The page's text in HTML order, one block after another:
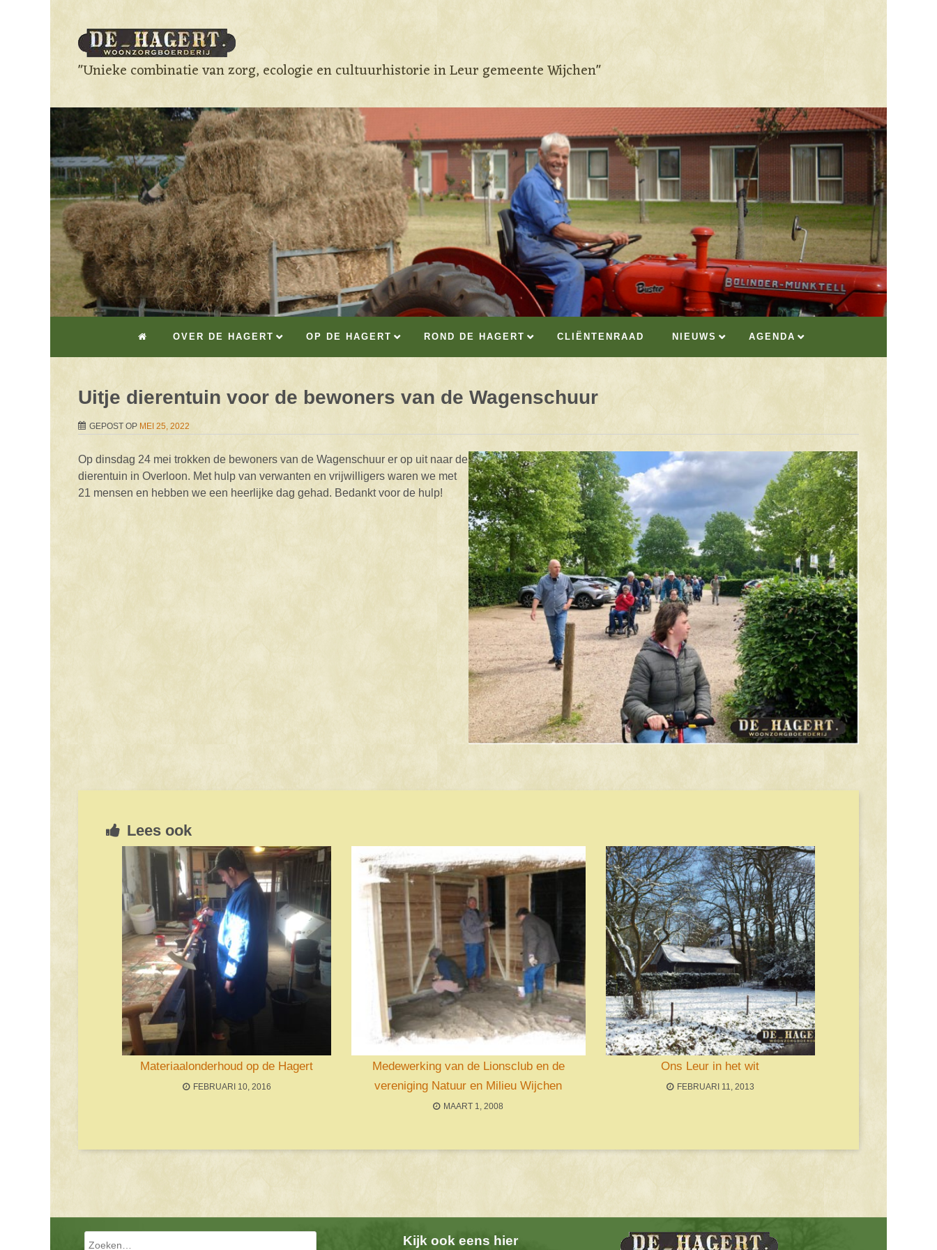
"Unieke combinatie van zorg, ecologie en cultuurhistorie in Leur gemeente Wijchen"
OVER DE HAGERT OP DE HAGERT ROND DE HAGERT CLIËNTENRAAD NIEUWS AGENDA
Uitje dierentuin voor de bewoners van de Wagenschuur
GEPOST OP MEI 25, 2022
Op dinsdag 24 mei trokken de bewoners van de Wagenschuur er op uit naar de
dierentuin in Overloon. Met hulp van verwanten en vrijwilligers waren we met
21 mensen en hebben we een heerlijke dag gehad. Bedankt voor de hulp!
Lees ook
Materiaalonderhoud op de Hagert
FEBRUARI 10, 2016
Medewerking van de Lionsclub en de
vereniging Natuur en Milieu Wijchen
MAART 1, 2008
Ons Leur in het wit
FEBRUARI 11, 2013
Bericht navigatie
Zoeken Kijk ook eens hier